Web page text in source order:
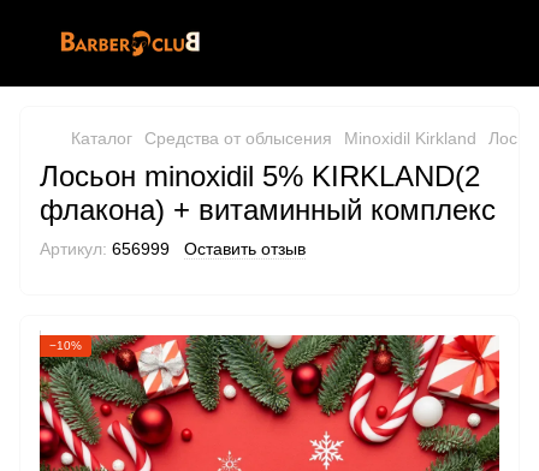
Каталог Средства от облысения Minoxidil Kirkland
Лосьон minoxidil 5% KIRKLAND(2
флакона) + витаминный комплекс
Артикул: 656999 Оставить отзыв
−10%